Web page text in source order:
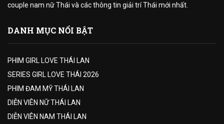
couple nam nữ Thái và các thông tin giải trí Thái mới nhất.
DANH MỤC NỔI BẬT
PHIM GIRL LOVE THÁI LAN
SERIES GIRL LOVE THÁI 2026
PHIM ĐAM MỸ THÁI LAN
DIỄN VIÊN NỮ THÁI LAN
DIỄN VIÊN NAM THÁI LAN